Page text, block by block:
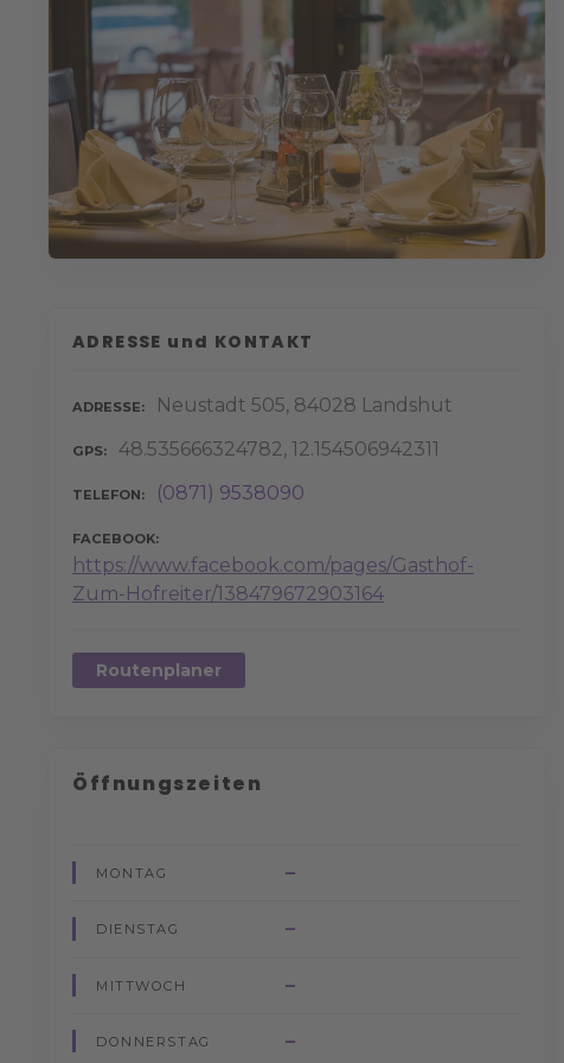
ADRESSE und KONTAKT
ADRESSE Neustadt 505, 84028 Landshut
GPS 48.535666324782, 12.154506942311
TELEFON (0871) 9538090
FACEBOOK
https://www.facebook.com/pages/Gasthof-
Zum-Hofreiter/138479672903164
Routenplaner
Öffnungszeiten
MONTAG –
DIENSTAG –
MITTWOCH –
DONNERSTAG –